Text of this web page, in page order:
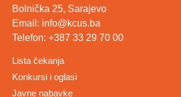
Bolnička 25, Sarajevo
Email: info@kcus.ba
Telefon: +387 33 29 70 00
Lista čekanja
Konkursi i oglasi
Javne nabavke